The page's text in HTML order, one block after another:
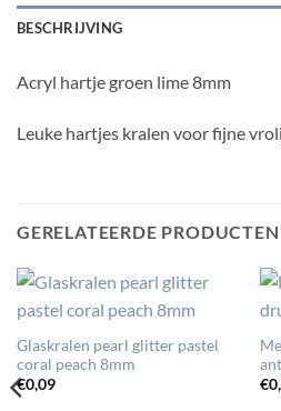
BESCHRIJVING
Acryl hartje groen lime 8mm
Leuke hartjes kralen voor fijne
GERELATEERDE PRODUCTEN
Glaskralen pearl glitter pastel
coral peach 8mm
€0,09
€